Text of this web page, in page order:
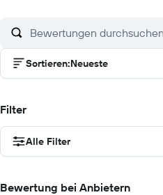
Sortieren:Neueste
Filter
Alle Filter
Bewertung bei Anbietern